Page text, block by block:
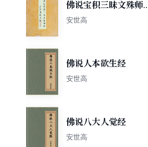
佛说宝积三昧文殊师利
菩萨问法身经
安世高
佛说人本欲生经
安世高
佛说八大人觉经
安世高